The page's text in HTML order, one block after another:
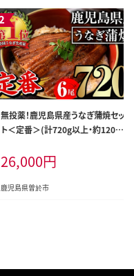
無投薬！鹿児島県産うなぎ蒲焼セッ
ト＜定番＞(計720g以上・約120g
【西日本養鰻】B145-v03
26,000円
鹿児島県曽於市